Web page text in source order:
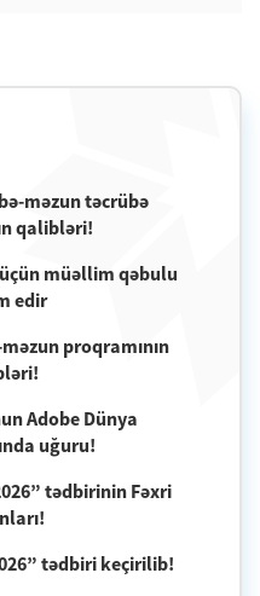
məzun təcrübə
qalibləri!
müəllim qəbulu
edir
proqramının
Adobe Dünya
uğuru!
tədbirinin Fəxri
tədbiri keçirilib!